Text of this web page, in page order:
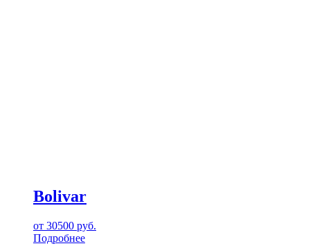
Bolivar
от 30500 руб.
Подробнее